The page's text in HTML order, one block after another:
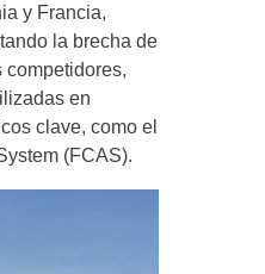
y Francia,
la brecha de
competidores,
en
clave, como el
(FCAS).